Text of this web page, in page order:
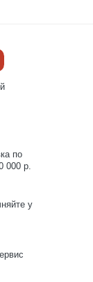
по
000 р.
у